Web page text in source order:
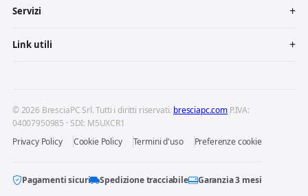
Servizi
Link utili
© 2026 BresciaPC Srl. Tutti i diritti riservati. bresciapc.com P.IVA:
04007950985 · SDI: M5UXCR1
Privacy Policy
Cookie Policy Termini d'uso Preferenze cookie
Pagamenti sicuri Spedizione tracciabile Garanzia 3 mesi